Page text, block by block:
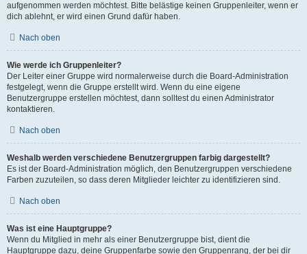
aufgenommen werden möchtest. Bitte belästige keinen Gruppenleiter, wenn er
dich ablehnt, er wird einen Grund dafür haben.
Nach oben
Wie werde ich Gruppenleiter?
Der Leiter einer Gruppe wird normalerweise durch die Board-Administration
festgelegt, wenn die Gruppe erstellt wird. Wenn du eine eigene
Benutzergruppe erstellen möchtest, dann solltest du einen Administrator
kontaktieren.
Nach oben
Weshalb werden verschiedene Benutzergruppen farbig dargestellt?
Es ist der Board-Administration möglich, den Benutzergruppen verschiedene
Farben zuzuteilen, so dass deren Mitglieder leichter zu identifizieren sind.
Nach oben
Was ist eine Hauptgruppe?
Wenn du Mitglied in mehr als einer Benutzergruppe bist, dient die
Hauptgruppe dazu, deine Gruppenfarbe sowie den Gruppenrang, der bei dir